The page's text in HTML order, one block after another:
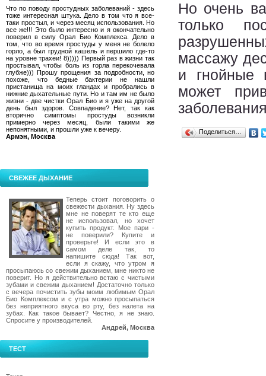
Что по поводу простудных заболеваний - здесь
тоже интересная штука. Дело в том что я все-
таки простыл, и через месяц использования. Но
все же!!! Это было интересно и я окончательно
поверил в силу Орал Био Комплекса. Дело в
том, что во время простуды у меня не болело
горло, а был грудной кашель и першило где-то
на уровне трахеи! 8))))) Первый раз в жизни так
простывал, чтобы боль из горла перекочевала
глубже))) Прошу прощения за подробности, но
похоже, что бедные бактерии не нашли
пристанища на моих гландах и пробрались в
нижние дыхательные пути. Но и там им не было
жизни - две чистки Орал Био и я уже на другой
день был здоров. Совпадение? Нет, так как
вторично симптомы простуды возникли
примерно через месяц, были такими же
непонятными, и прошли уже к вечеру.
Армэн, Москва
СВЕЖЕЕ ДЫХАНИЕ
Теперь стоит поговорить о
свежести дыхания. Ну здесь
мне не поверят те кто еще
не использовал, но хочет
купить продукт. Мое пари -
не поверили? Купите и
проверьте! И если это в
самом деле так, то
напишите сюда! Так вот,
если я скажу, что утром я
просыпаюсь со свежим дыханием, мне никто не
поверит. Но я действительно встаю с чистыми
зубами и свежим дыханием! Достаточно только
с вечера почистить зубы моим любимым Орал
Био Комплексом и с утра можно просыпаться
без неприятного вкуса во рту, без налета на
зубах. Как такое бывает? Честно, я не знаю.
Спросите у производителей.
Андрей, Москва
ТЕСТ
Но очень
только
массажу
и гнойные
может
Поделиться…